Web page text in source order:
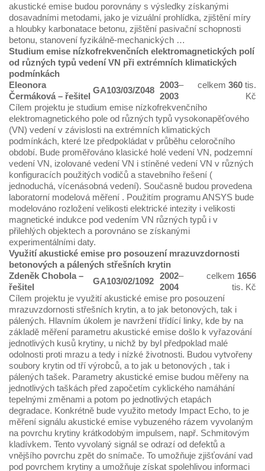
akustické emise budou porovnány s výsledky získanými
dosavadními metodami, jako je vizuální prohlídka, zjištění míry
a hloubky karbonatace betonu, zjištění pasivační schopnosti
betonu, stanovení fyzikálně-mechanických …
Studium emise nízkofrekvenčních elektromagnetických polí
od různých typů vedení VN při extrémních klimatických
podmínkách
Eleonora
Čermáková – řešitel
GA103/03/Z048
2003–
2003
celkem 360 tis.
Kč
Cílem projektu je studium emise nízkofrekvenčního
elektromagnetického pole od různých typů vysokonapěťového
(VN) vedení v závislosti na extrémních klimatických
podmínkách, které lze předpokládat v průběhu celoročního
období. Bude proměřováno klasické holé vedení VN, podzemní
vedení VN, izolované vedení VN i stíněné vedení VN v různých
konfiguracích použitých vodičů a stavebního řešení (
jednoduchá, vícenásobná vedení). Současně budou provedena
laboratorní modelová měření . Použitím programu ANSYS bude
modelováno rozložení velikosti elektrické intezity i velikosti
magnetické indukce pod vedením VN různých typů i v
přilehlých objektech a porovnáno se získanými
experimentálními daty.
Využití akustické emise pro posouzení mrazuvzdornosti
betonových a pálených střešních krytin
Zdeněk Chobola –
řešitel
GA103/02/1092
2002–
2004
celkem 1656
tis. Kč
Cílem projektu je využití akustické emise pro posouzení
mrazuvzdornosti střešních krytin, a to jak betonových, tak i
pálených. Hlavním úkolem je navržení třídící linky, kde by na
základě měření parametru akustické emise došlo k vyřazování
jednotlivých kusů krytiny, u nichž by byl předpoklad malé
odolnosti proti mrazu a tedy i nízké životnosti. Budou vytvořeny
soubory krytin od tří výrobců, a to jak u betonových , tak i
pálených tašek. Parametry akustické emise budou měřeny na
jednotlivých taškách před započetím cyklického namáhání
tepelnými změnami a potom po jednotlivých etapách
degradace. Konkrétně bude využito metody Impact Echo, to je
měření signálu akustické emise vybuzeného rázem vyvolaným
na povrchu krytiny krátkodobým impulsem, např. Schmitovým
kladívkem. Tento vyvolaný signál se odrazí od defektů a
vnějšího povrchu zpět do snímače. To umožňuje zjišťování vad
pod povrchem krytiny a umožňuje získat spolehlivou informaci